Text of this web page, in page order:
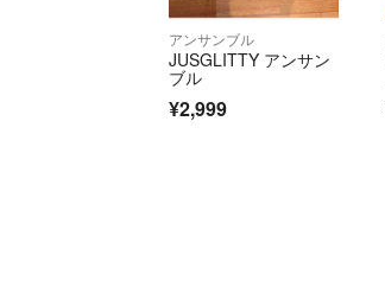
アンサンブル
JUSGLITTY アンサン
ブル
¥2,999